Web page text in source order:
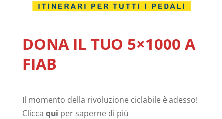
DONA IL TUO 5×1000 A
FIAB
Il momento della rivoluzione ciclabile è adesso!
Clicca qui per saperne di più